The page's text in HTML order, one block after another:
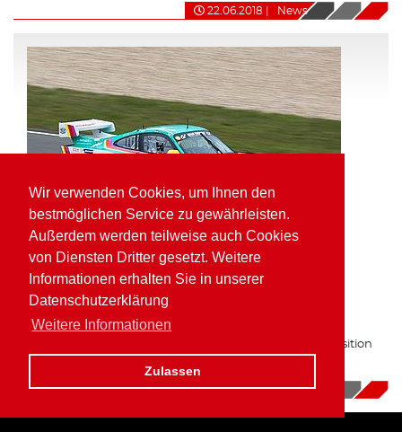
Wir verwenden Cookies, um Ihnen den
bestmöglichen Service zu gewährleisten.
Außerdem werden teilweise auch Cookies
von Diensten Dritter gesetzt. Weitere
Informationen erhalten Sie in unserer
Datenschutzerklärung
Weitere Informationen
Zulassen
22.06.2018 News
Pole Position und schnellste Runde für
Kaufmann in der VLN
Zum zweiten Mal in Folge auf bester Gruppe H Startposition
16.10.2017| News